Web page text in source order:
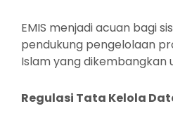
EMIS menjadi acuan bagi
pendukung pengelolaan
Islam yang dikembangkan
Regulasi Tata Kelola